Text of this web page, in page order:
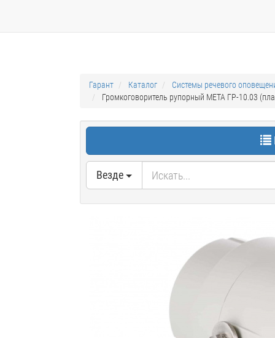
Гарант Каталог
Системы речевого
Громкоговоритель рупорный МЕТА ГР-10.03
Везде